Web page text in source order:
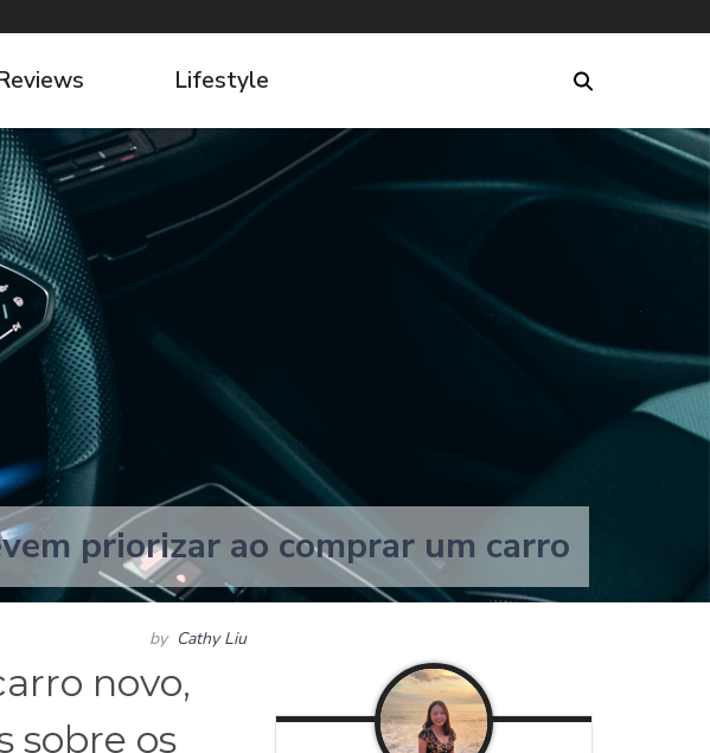
Lifestyle
priorizar ao comprar um carro
by Cathy Liu
novo,
sobre os